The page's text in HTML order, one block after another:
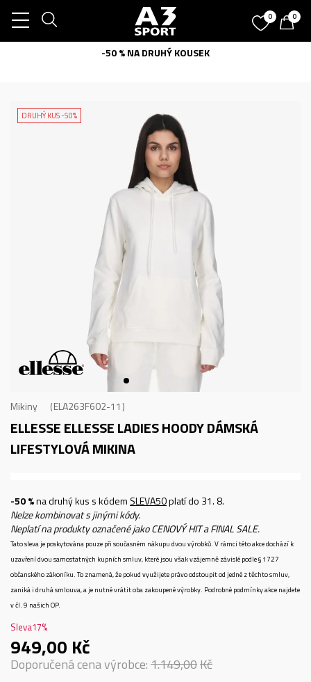
0 0
-50 % NA DRUHÝ KOUSEK
DRUHÝ KUS -50%
Mikiny ELA263F602-11
ELLESSE ELLESSE LADIES HOODYDÁMSKÁ
LIFESTYLOVÁ MIKINA
-50 %na druhý kus s kódem SLEVA50platí do 31. 8.
Nelze kombinovat s jinými kódy.
Neplatí na produkty označené jako CENOVÝ HIT a FINAL SALE.
Tato sleva je poskytována pouze při současném nákupu dvou výrobků. V rámci této akce dochází k
uzavření dvou samostatných kupních smluv, které jsou však vzájemně závislé podle § 1727
občanského zákoníku. To znamená, že pokud využijete právo odstoupit od jedné z těchto smluv,
zaniká i druhá smlouva, a je nutné vrátit oba zakoupené výrobky. Podrobné podmínky akce najdete
v čl. 9 našich OP.
Sleva17%
949,00 Kč
Doporučená cena výrobce:1.149,00Kč